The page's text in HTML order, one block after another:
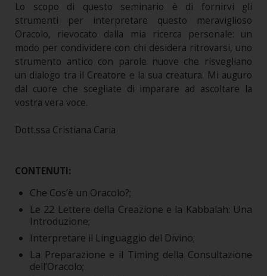
Lo scopo di questo seminario è di fornirvi gli
strumenti per interpretare questo meraviglioso
Oracolo, rievocato dalla mia ricerca personale: un
modo per condividere con chi desidera ritrovarsi, uno
strumento antico con parole nuove che risvegliano
un dialogo tra il Creatore e la sua creatura. Mi auguro
dal cuore che scegliate di imparare ad ascoltare la
vostra vera voce.
Dott.ssa Cristiana Caria
CONTENUTI:
Che Cos’è un Oracolo?;
Le 22 Lettere della Creazione e la Kabbalah: Una
Introduzione;
Interpretare il Linguaggio del Divino;
La Preparazione e il Timing della Consultazione
dell’Oracolo;